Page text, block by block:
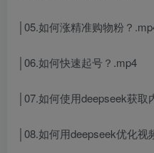
│05.如何涨精准购物粉？
│06.如何快速起号？.mp4
│07.如何使用deepseek获
│08.如何用deepseek优化